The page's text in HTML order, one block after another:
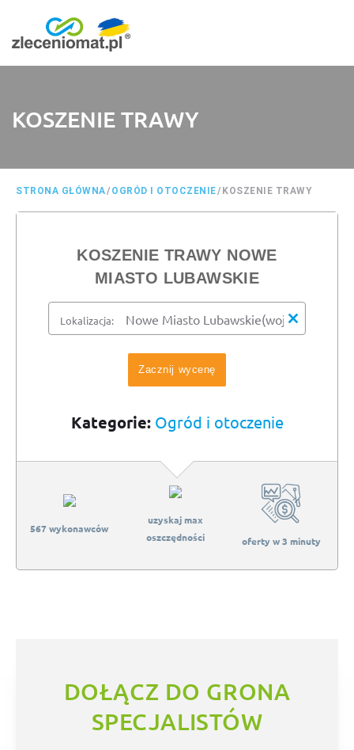
KOSZENIE TRAWY
STRONA GŁÓWNA/ OGRÓD I OTOCZENIE/ KOSZENIE TRAWY
KOSZENIE TRAWY NOWE
MIASTO LUBAWSKIE
Lokalizacja:
Zacznij wycenę
Kategorie: Ogród i otoczenie
567 wykonawców
uzyskaj max
oszczędności
oferty w 3 minuty
DOŁĄCZ DO GRONA
SPECJALISTÓW